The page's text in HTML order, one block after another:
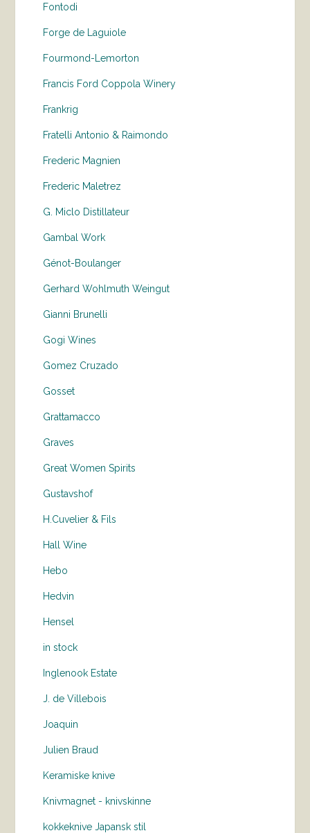
Fontodi
Forge de Laguiole
Fourmond-Lemorton
Francis Ford Coppola Winery
Frankrig
Fratelli Antonio & Raimondo
Frederic Magnien
Frederic Maletrez
G. Miclo Distillateur
Gambal Work
Génot-Boulanger
Gerhard Wohlmuth Weingut
Gianni Brunelli
Gogi Wines
Gomez Cruzado
Gosset
Grattamacco
Graves
Great Women Spirits
Gustavshof
H.Cuvelier & Fils
Hall Wine
Hebo
Hedvin
Hensel
in stock
Inglenook Estate
J. de Villebois
Joaquin
Julien Braud
Keramiske knive
Knivmagnet - knivskinne
kokkeknive Japansk stil